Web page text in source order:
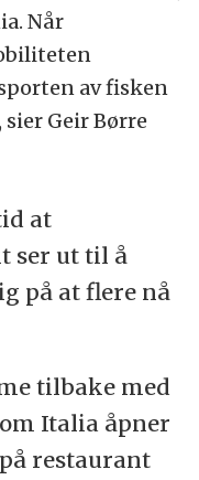
Når
av fisken
sier Geir Børre
at
ser ut til å
på at flere nå
tilbake med
Italia åpner
restaurant